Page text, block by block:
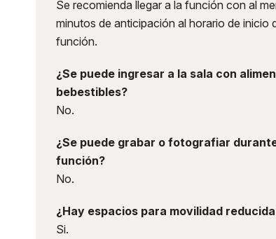
Se recomienda llegar a la función con al
minutos de anticipación al horario de inicio
función.
¿Se puede ingresar a la sala con
bebestibles?
No.
¿Se puede grabar o fotografiar
función?
No.
¿Hay espacios para movilidad
Si.